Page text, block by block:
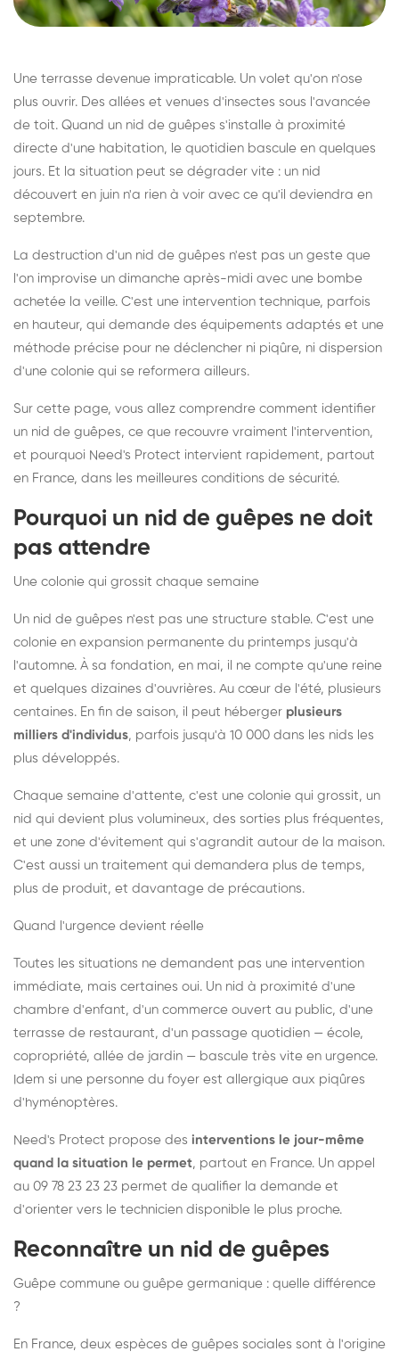
Une terrasse devenue impraticable. Un volet qu'on n'ose
plus ouvrir. Des allées et venues d'insectes sous l'avancée
de toit. Quand un nid de guêpes s'installe à proximité
directe d'une habitation, le quotidien bascule en quelques
jours. Et la situation peut se dégrader vite : un nid
découvert en juin n'a rien à voir avec ce qu'il deviendra en
septembre.
La destruction d'un nid de guêpes n'est pas un geste que
l'on improvise un dimanche après-midi avec une bombe
achetée la veille. C'est une intervention technique, parfois
en hauteur, qui demande des équipements adaptés et une
méthode précise pour ne déclencher ni piqûre, ni dispersion
d'une colonie qui se reformera ailleurs.
Sur cette page, vous allez comprendre comment identifier
un nid de guêpes, ce que recouvre vraiment l'intervention,
et pourquoi Need's Protect intervient rapidement, partout
en France, dans les meilleures conditions de sécurité.
Pourquoi un nid de guêpes ne doit
pas attendre
Une colonie qui grossit chaque semaine
Un nid de guêpes n'est pas une structure stable. C'est une
colonie en expansion permanente du printemps jusqu'à
l'automne. À sa fondation, en mai, il ne compte qu'une reine
et quelques dizaines d'ouvrières. Au cœur de l'été, plusieurs
centaines. En fin de saison, il peut héberger plusieurs
milliers d'individus, parfois jusqu'à 10 000 dans les nids les
plus développés.
Chaque semaine d'attente, c'est une colonie qui grossit, un
nid qui devient plus volumineux, des sorties plus fréquentes,
et une zone d'évitement qui s'agrandit autour de la maison.
C'est aussi un traitement qui demandera plus de temps,
plus de produit, et davantage de précautions.
Quand l'urgence devient réelle
Toutes les situations ne demandent pas une intervention
immédiate, mais certaines oui. Un nid à proximité d'une
chambre d'enfant, d'un commerce ouvert au public, d'une
terrasse de restaurant, d'un passage quotidien — école,
copropriété, allée de jardin — bascule très vite en urgence.
Idem si une personne du foyer est allergique aux piqûres
d'hyménoptères.
Need's Protect propose des interventions le jour-même
quand la situation le permet, partout en France. Un appel
au 09 78 23 23 23 permet de qualifier la demande et
d'orienter vers le technicien disponible le plus proche.
Reconnaître un nid de guêpes
Guêpe commune ou guêpe germanique : quelle différence
?
En France, deux espèces de guêpes sociales sont à l'origine